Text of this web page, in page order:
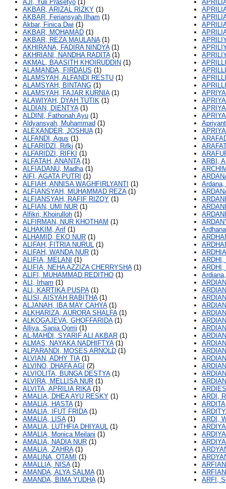
AJI, Yuli Prasetyo (1)
AKBAR, ARIZAL RIZKY (1)
AKBAR, Feriansyah Ilham (1)
Akbar, Finica Dwi (1)
AKBAR, MOHAMAD (1)
AKBAR, REZA MAULANA(1)
AKHIRANA, FADIRA NINDYA(1)
AKHRIANI, NANDHA RADITA(1)
AKMAL, BAASITH KHOIRUDDIN (1)
ALAMANDA, FIRDAUS (1)
ALAMSYAH, ALFANDI RESTU (1)
ALAMSYAH, BINTANG (1)
ALAMSYAH, FAJAR KURNIA(1)
ALAWIYAH, DYAH TUTIK (1)
ALDIAN, DIENTYA(1)
ALDINI, Fathonah Ayu (1)
Aldyansyah, Muhammad (1)
ALEXANDER, JOSHUA(1)
ALFANDI, Agus (1)
ALFARIDZI, Rifki (1)
ALFARIDZI, RIFKI (1)
ALFATAH, ANANTA(1)
ALFIADANU, Madha(1)
AlFI, AGATA PUTRI (1)
ALFIAH, ANNISA WAGHFIRLYANTI (1)
ALFIANSYAH, MUHAMMAD REZA(1)
ALFIANSYAH, RAFIF RIZQY (1)
ALFIAN, UMI NUR (1)
Alfikri, Khoirulloh (1)
ALFIRMAN, NUR KHOTHAM (1)
ALHAKIM, Arif (1)
ALHAMID, EKO NUR (1)
ALIFAH, FITRIA NURUL (1)
ALIFAH, WANDA NUR (1)
ALIFIA, MELANI (1)
ALIFIA, NEHA AZZIZA CHERRYSHA(1)
ALIFI, MUHAMMAD REDITHO (1)
ALI, Irham (1)
ALI, KARTIKA PUSPA(1)
ALISI, AISYAH RABITHA(1)
ALJANAH, IBA MAY CAHYA(1)
ALKHARIZA, AURORA SHALFA(1)
ALKOGAJEVA, GHOFFARIDA(1)
Alliya, Sania Qorrii (1)
AL-MAHDI, SYARIF ALI AKBAR (1)
ALMAS, NAYAKA NADHIFTYA(1)
ALPARANDI, MOSES ARNOLD (1)
ALVIAN, ADHY TIA(1)
ALVINO, DHAFA AGI (2)
ALVIOLITA, BUNGA DESTYA(1)
ALVIRA, MELLISA NUR (1)
ALVITA, APRILIA RIKA(1)
AMALIA, DHEA AYU RESKY (1)
AMALIA, HASTA(1)
AMALIA, IFUT FRIDA(1)
AMALIA, LISA(1)
AMALIA, LUTHFIA DHIYAUL (1)
AMALIA, Monica Meilani (1)
AMALIA, NADIA NUR (1)
AMALIA, ZAHRA(1)
AMALINA, OTAMI
(1)
AMALLIA, NISA(1)
AMANDA, ALYA SALMA(1)
AMANDA, BIMA YUDHA(1)
ARBI,
ARDHI,
ARDHI,
ARDI,
ARDI,
ARFI,